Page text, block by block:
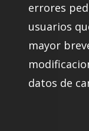
errores
usuarios
mayor
datos de